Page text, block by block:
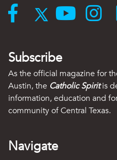
Subscribe
As the official magazine for
Austin, the Catholic Spiritis
information, education and
community of Central Texas.
Navigate